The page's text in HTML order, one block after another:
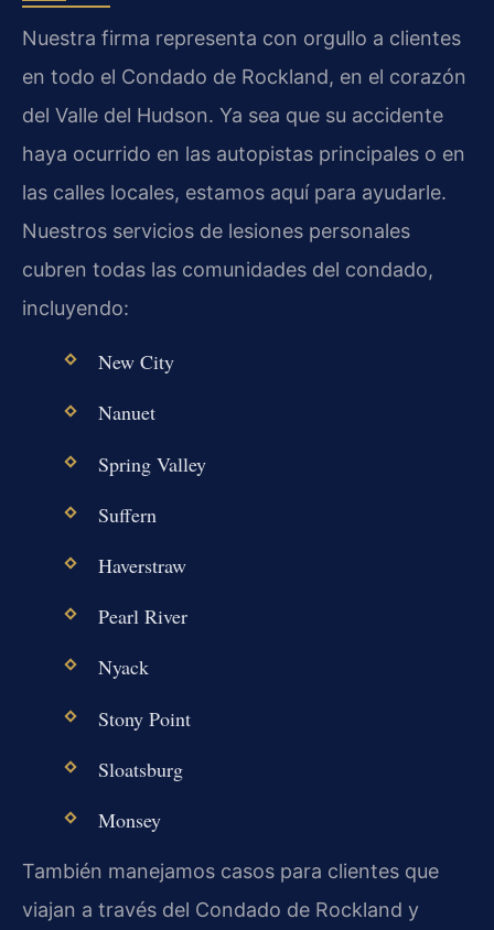
Nuestra firma representa con orgullo a clientes
en todo el Condado de Rockland, en el corazón
del Valle del Hudson. Ya sea que su accidente
haya ocurrido en las autopistas principales o en
las calles locales, estamos aquí para ayudarle.
Nuestros servicios de lesiones personales
cubren todas las comunidades del condado,
incluyendo:
New City
Nanuet
Spring Valley
Suffern
Haverstraw
Pearl River
Nyack
Stony Point
Sloatsburg
Monsey
También manejamos casos para clientes que
viajan a través del Condado de Rockland y